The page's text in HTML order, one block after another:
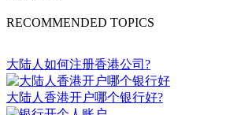
RECOMMENDED TOPICS
大陆人如何注册香港公司?
大陆人香港开户哪个银行好?